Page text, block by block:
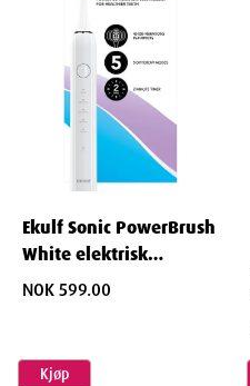
Ekulf Sonic PowerBrush
White elektrisk
tannbørste 1 stk
NOK 599.00
Kjøp